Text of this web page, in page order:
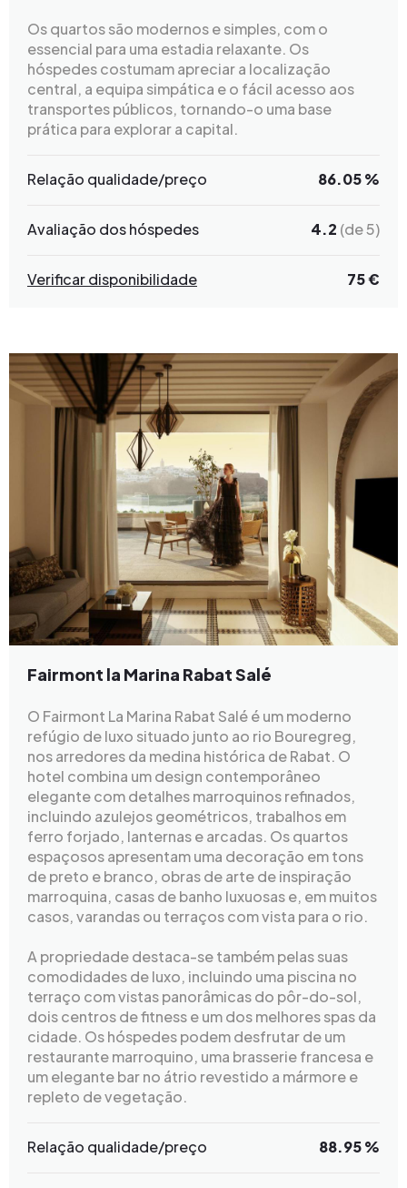
Os quartos são modernos e simples, com o
essencial para uma estadia relaxante. Os
hóspedes costumam apreciar a localização
central, a equipa simpática e o fácil acesso aos
transportes públicos, tornando-o uma base
prática para explorar a capital.
Relação qualidade/preço 86.05 %
Avaliação dos hóspedes 4.2 (de 5)
Verificar disponibilidade 75 €
Fairmont la Marina Rabat Salé
O Fairmont La Marina Rabat Salé é um moderno
refúgio de luxo situado junto ao rio Bouregreg,
nos arredores da medina histórica de Rabat. O
hotel combina um design contemporâneo
elegante com detalhes marroquinos refinados,
incluindo azulejos geométricos, trabalhos em
ferro forjado, lanternas e arcadas. Os quartos
espaçosos apresentam uma decoração em tons
de preto e branco, obras de arte de inspiração
marroquina, casas de banho luxuosas e, em muitos
casos, varandas ou terraços com vista para o rio.
A propriedade destaca-se também pelas suas
comodidades de luxo, incluindo uma piscina no
terraço com vistas panorâmicas do pôr-do-sol,
dois centros de fitness e um dos melhores spas da
cidade. Os hóspedes podem desfrutar de um
restaurante marroquino, uma brasserie francesa e
um elegante bar no átrio revestido a mármore e
repleto de vegetação.
Relação qualidade/preço 88.95 %